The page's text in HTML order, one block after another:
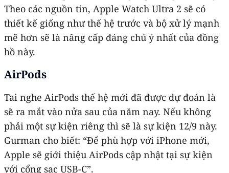
Theo các nguồn tin, Apple Watch Ultra 2 sẽ có
thiết kế giống như thế hệ trước và bộ xử lý mạnh
mẽ hơn sẽ là nâng cấp đáng chú ý nhất của đồng
hồ này.
AirPods
Tai nghe AirPods thế hệ mới đã được dự đoán là
sẽ ra mắt vào nửa sau của năm nay. Nếu không
phải một sự kiện riêng thì sẽ là sự kiện 12/9 này.
Gurman cho biết: “Để phù hợp với iPhone mới,
Apple sẽ giới thiệu AirPods cập nhật tại sự kiện
với cổng sạc USB-C”.